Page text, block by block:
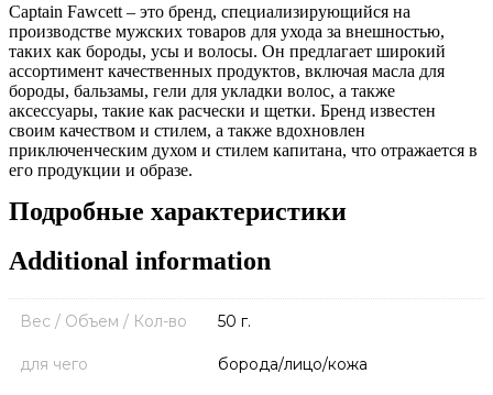
Captain Fawcett – это бренд, специализирующийся на
производстве мужских товаров для ухода за внешностью,
таких как бороды, усы и волосы. Он предлагает широкий
ассортимент качественных продуктов, включая масла для
бороды, бальзамы, гели для укладки волос, а также
аксессуары, такие как расчески и щетки. Бренд известен
своим качеством и стилем, а также вдохновлен
приключенческим духом и стилем капитана, что отражается в
его продукции и образе.
Подробные характеристики
Additional information
Вес / Объем / Кол-во 50 г.
для чего борода/лицо/кожа